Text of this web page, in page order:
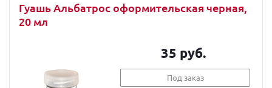
Гуашь Альбатрос оформительская черная,
20 мл
35 руб.
Под заказ